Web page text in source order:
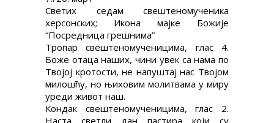
Светих седам свештеномученика
херсонских; Икона мајке Божије
“Посредница грешнима”
Тропар свештеномученицима, глас 4.
Боже отаца наших, чини увек са нама по
Твојој кротости, не напуштај нас Твојом
милошћу, но њиховим молитвама у миру
уреди живот наш.
Кондак свештеномученицима, глас 2.
Наста светли дан пастира који су